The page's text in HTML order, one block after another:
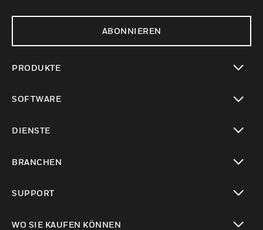
ABONNIEREN
PRODUKTE
SOFTWARE
DIENSTE
BRANCHEN
SUPPORT
WO SIE KAUFEN KÖNNEN